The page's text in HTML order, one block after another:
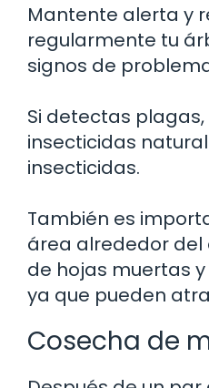
Mantente alerta y
regularmente tu
signos de
Si detectas
insecticidas
insecticidas.
También es
área alrededor del
de hojas muertas
ya que pueden
Cosecha de